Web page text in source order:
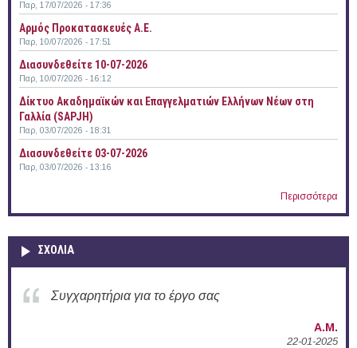
Παρ, 17/07/2026 - 17:36
Αρμός Προκατασκευές Α.Ε.
Παρ, 10/07/2026 - 17:51
Διασυνδεθείτε 10-07-2026
Παρ, 10/07/2026 - 16:12
Δίκτυο Ακαδημαϊκών και Επαγγελματιών Ελλήνων Νέων στη
Γαλλία (SAPJH)
Παρ, 03/07/2026 - 18:31
Διασυνδεθείτε 03-07-2026
Παρ, 03/07/2026 - 13:16
Περισσότερα
ΣΧΟΛΙΑ
Συγχαρητήρια για την ενεργή δράση σας στο